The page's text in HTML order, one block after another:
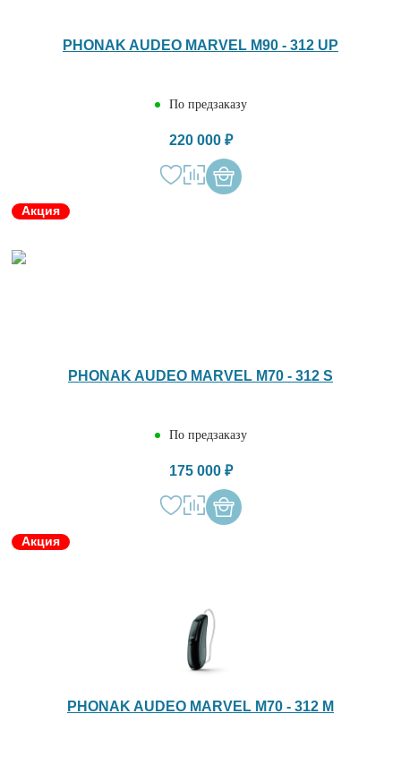
PHONAK AUDEO MARVEL M90 - 312 UP
По предзаказу
220 000 ₽
Акция
PHONAK AUDEO MARVEL M70 - 312 S
По предзаказу
175 000 ₽
Акция
PHONAK AUDEO MARVEL M70 - 312 M